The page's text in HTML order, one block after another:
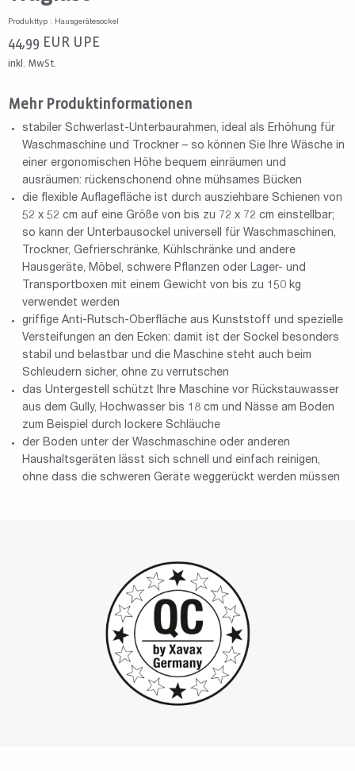
Produkttyp : Hausgerätesockel
44,99 EUR UPE
inkl. MwSt.
Mehr Produktinformationen
stabiler Schwerlast-Unterbaurahmen, ideal als Erhöhung für
Waschmaschine und Trockner – so können Sie Ihre Wäsche in
einer ergonomischen Höhe bequem einräumen und
ausräumen: rückenschonend ohne mühsames Bücken
die flexible Auflagefläche ist durch ausziehbare Schienen von
52 x 52 cm auf eine Größe von bis zu 72 x 72 cm einstellbar;
so kann der Unterbausockel universell für Waschmaschinen,
Trockner, Gefrierschränke, Kühlschränke und andere
Hausgeräte, Möbel, schwere Pflanzen oder Lager- und
Transportboxen mit einem Gewicht von bis zu 150 kg
verwendet werden
griffige Anti-Rutsch-Oberfläche aus Kunststoff und spezielle
Versteifungen an den Ecken: damit ist der Sockel besonders
stabil und belastbar und die Maschine steht auch beim
Schleudern sicher, ohne zu verrutschen
das Untergestell schützt Ihre Maschine vor Rückstauwasser
aus dem Gully, Hochwasser bis 18 cm und Nässe am Boden
zum Beispiel durch lockere Schläuche
der Boden unter der Waschmaschine oder anderen
Haushaltsgeräten lässt sich schnell und einfach reinigen,
ohne dass die schweren Geräte weggerückt werden müssen